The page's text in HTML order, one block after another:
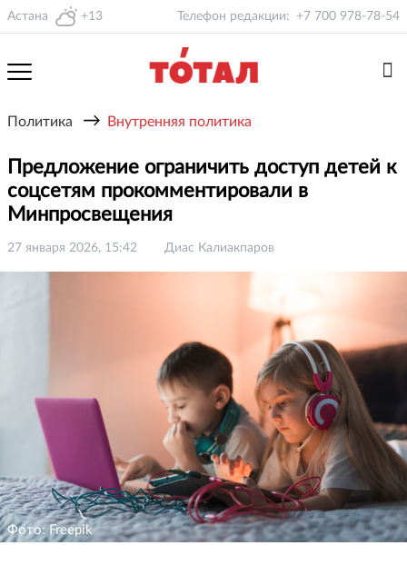
Астана +13 Телефон редакции: +7 700 978-78-54
Политика → Внутренняя политика
Предложение ограничить доступ детей к
соцсетям прокомментировали в
Минпросвещения
27 января 2026, 15:42 Диас Калиакпаров
Фото: Freepik